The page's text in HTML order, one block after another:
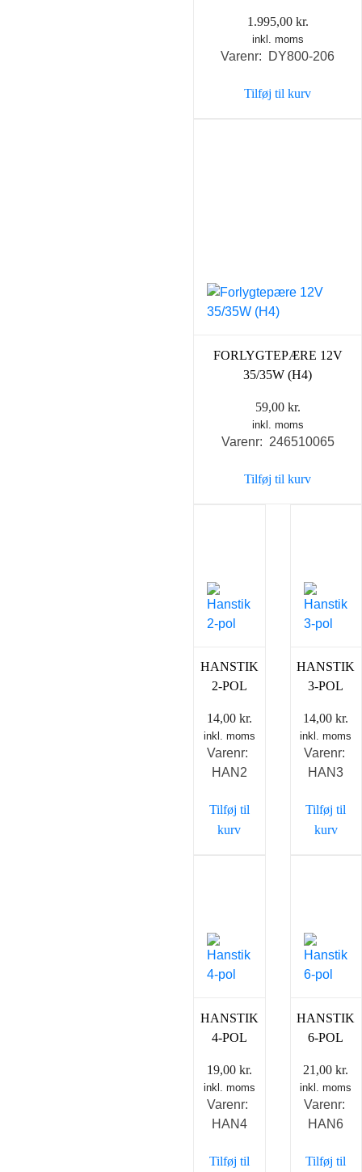
1.995,00 kr.
inkl. moms
Varenr: DY800-206
Tilføj til kurv
FORLYGTEPÆRE 12V
35/35W (H4)
59,00 kr.
inkl. moms
Varenr: 246510065
Tilføj til kurv
HANSTIK
2-POL
14,00 kr.
inkl. moms
Varenr:
HAN2
Tilføj til
kurv
HANSTIK
3-POL
14,00kr.
inkl. moms
Varenr:
HAN3
Tilføj til
kurv
HANSTIK
4-POL
19,00 kr.
inkl. moms
Varenr:
HAN4
Tilføj til
HANSTIK
6-POL
21,00kr.
inkl. moms
Varenr:
HAN6
Tilføj til